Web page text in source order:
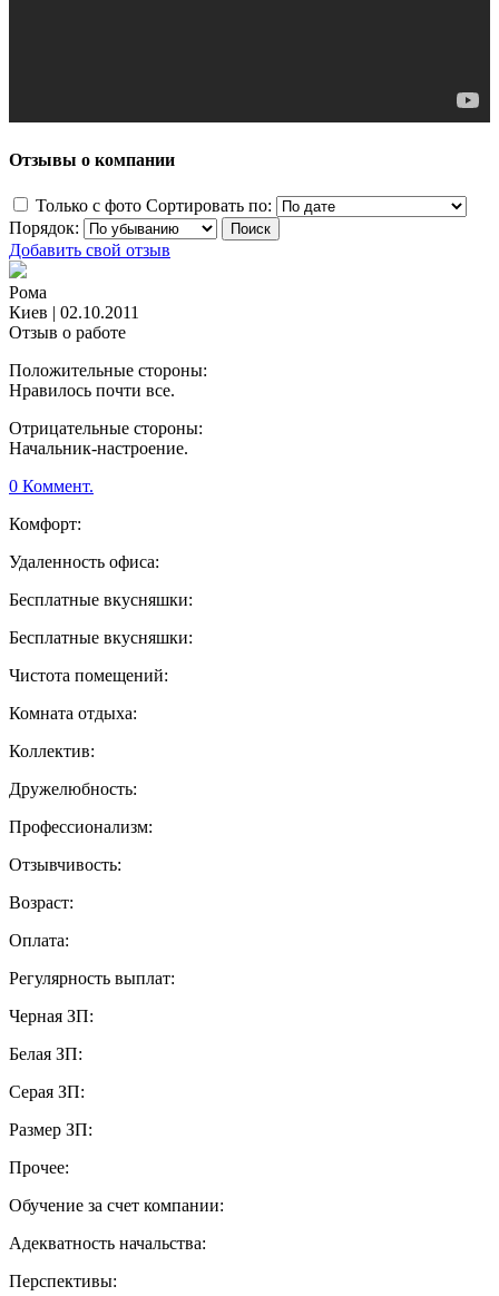
Отзывы о компании
Только с фото Сортировать по:
Порядок:
Добавить свой отзыв
Рома
Киев | 02.10.2011
Отзыв о работе
Положительные стороны:
Нравилось почти все.
Отрицательные стороны:
Начальник-настроение.
0 Коммент.
Комфорт:
Удаленность офиса:
Бесплатные вкусняшки:
Бесплатные вкусняшки:
Чистота помещений:
Комната отдыха:
Коллектив:
Дружелюбность:
Профессионализм:
Отзывчивость:
Возраст:
Оплата:
Регулярность выплат:
Черная ЗП:
Белая ЗП:
Серая ЗП:
Размер ЗП:
Прочее:
Обучение за счет компании:
Адекватность начальства:
Перспективы: